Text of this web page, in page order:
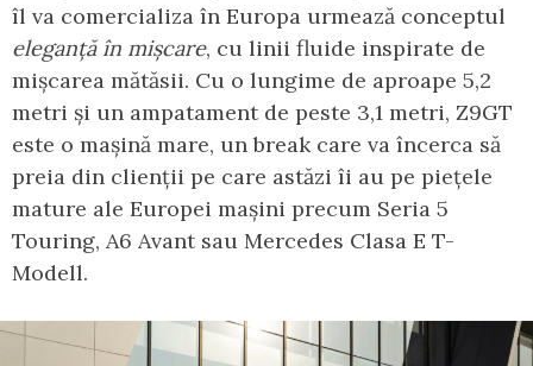
îl va comercializa în Europa urmează conceptul
eleganță în mișcare, cu linii fluide inspirate de
mișcarea mătăsii. Cu o lungime de aproape 5,2
metri și un ampatament de peste 3,1 metri, Z9GT
este o mașină mare, un break care va încerca să
preia din clienții pe care astăzi îi au pe piețele
mature ale Europei mașini precum Seria 5
Touring, A6 Avant sau Mercedes Clasa E T-
Modell.